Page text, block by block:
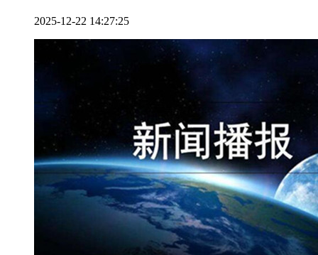
2025-12-22 14:27:25